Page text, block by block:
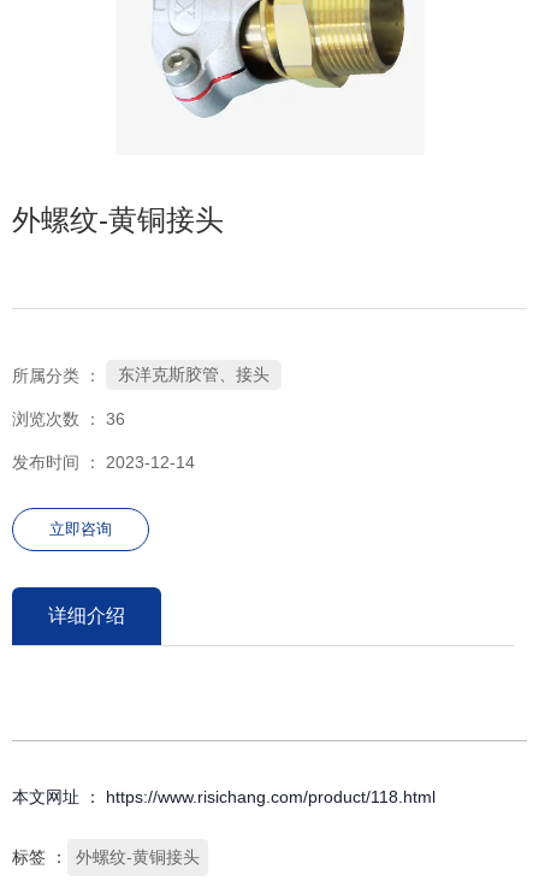
外螺纹-黄铜接头
所属分类 ： 东洋克斯胶管、接头
浏览次数 ： 36
发布时间 ： 2023-12-14
立即咨询
详细介绍
本文网址 ： https://www.risichang.com/product/118.html
标签 ： 外螺纹-黄铜接头